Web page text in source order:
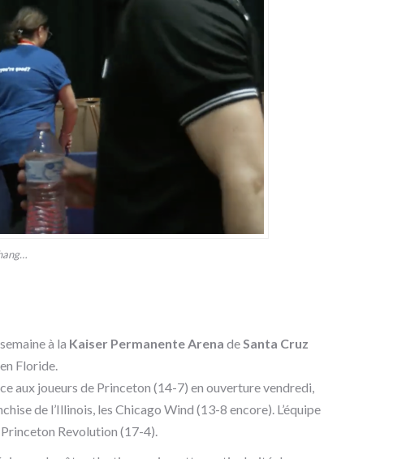
à la Kaiser Permanente Arena deSanta Cruz
Floride.
aux joueurs de Princeton (14-7) en ouverture vendredi,
de l’Illinois, les Chicago Wind (13-8 encore). L’équipe
Princeton Revolution (17-4).